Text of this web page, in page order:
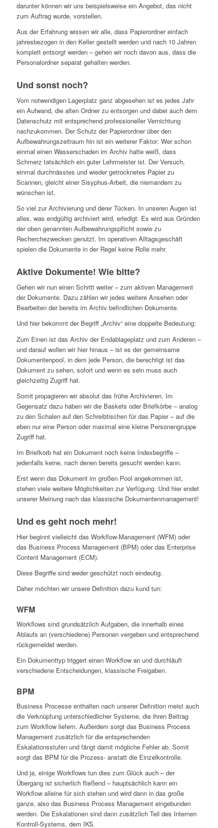
darunter können wir uns beispielsweise ein Angebot, das nicht
zum Auftrag wurde, vorstellen.
Aus der Erfahrung wissen wir alle, dass Papierordner einfach
jahresbezogen in den Keller gestellt werden und nach 10 Jahren
komplett entsorgt werden – gehen wir noch davon aus, dass die
Personalordner separat gehalten werden.
Und sonst noch?
Vom notwendigen Lagerplatz ganz abgesehen ist es jedes Jahr
ein Aufwand, die alten Ordner zu entsorgen und dabei auch dem
Datenschutz mit entsprechend professioneller Vernichtung
nachzukommen. Der Schutz der Papierordner über den
Aufbewahrungszeitraum hin ist ein weiterer Faktor: Wer schon
einmal einen Wasserschaden im Archiv hatte weiß, dass
Schmerz tatsächlich ein guter Lehrmeister ist. Der Versuch,
einmal durchnässtes und wieder getrocknetes Papier zu
Scannen, gleicht einer Sisyphus-Arbeit, die niemandem zu
wünschen ist.
So viel zur Archivierung und derer Tücken. In unseren Augen ist
alles, was endgültig archiviert wird, erledigt. Es wird aus Gründen
der oben genannten Aufbewahrungspflicht sowie zu
Recherchezwecken genutzt. Im operativen Alltagsgeschäft
spielen die Dokumente in der Regel keine Rolle mehr.
Aktive Dokumente! Wie bitte?
Gehen wir nun einen Schritt weiter – zum aktiven Management
der Dokumente. Dazu zählen wir jedes weitere Ansehen oder
Bearbeiten der bereits im Archiv befindlichen Dokumente.
Und hier bekommt der Begriff „Archiv“ eine doppelte Bedeutung:
Zum Einen ist das Archiv der Endablageplatz und zum Anderen –
und darauf wollen wir hier hinaus – ist es der gemeinsame
Dokumentenpool, in dem jede Person, die berechtigt ist das
Dokument zu sehen, sofort und wenn es sein muss auch
gleichzeitig Zugriff hat.
Somit propagieren wir absolut das frühe Archivieren. Im
Gegensatz dazu haben wir die Baskets oder Briefkörbe – analog
zu den Schalen auf den Schreibtischen für das Papier – auf die
eben nur eine Person oder maximal eine kleine Personengruppe
Zugriff hat.
Im Briefkorb hat ein Dokument noch keine Indexbegriffe –
jedenfalls keine, nach denen bereits gesucht werden kann.
Erst wenn das Dokument im großen Pool angekommen ist,
stehen viele weitere Möglichkeiten zur Verfügung. Und hier endet
unserer Meinung nach das klassische Dokumentenmanagement!
Und es geht noch mehr!
Hier beginnt vielleicht das Workflow-Management (WFM) oder
das Business Process Management (BPM) oder das Enterprise
Content Management (ECM).
Diese Begriffe sind weder geschützt noch eindeutig.
Daher möchten wir unsere Definition dazu kund tun:
WFM
Workflows sind grundsätzlich Aufgaben, die innerhalb eines
Ablaufs an (verschiedene) Personen vergeben und entsprechend
rückgemeldet werden.
Ein Dokumenttyp triggert einen Workflow an und durchläuft
verschiedene Entscheidungen, klassische Freigaben.
BPM
Business Processe enthalten nach unserer Definition meist auch
die Verknüpfung unterschiedlicher Systeme, die ihren Beitrag
zum Workflow liefern. Außerdem sorgt das Business Process
Management zusätzlich für die entsprechenden
Eskalationsstufen und fängt damit mögliche Fehler ab. Somit
sorgt das BPM für die Prozess- anstatt die Einzelkontrolle.
Und ja, einige Workflows tun dies zum Glück auch – der
Übergang ist sicherlich fließend – hauptsächlich kann ein
Workflow alleine für sich stehen und wird dann in das große
ganze, also das Business Process Management eingebunden
werden. Die Eskalationen sind dann zusätzlich Teil des Internen
Kontroll-Systems, dem IKS.